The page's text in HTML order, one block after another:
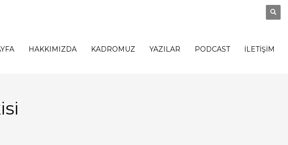
HAKKIMIZDA KADROMUZ YAZILAR PODCAST İLETİŞİM